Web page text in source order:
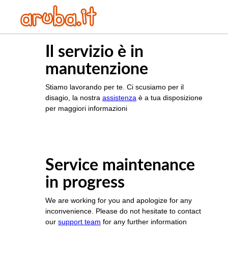
Il servizio è in
manutenzione
Stiamo lavorando per te. Ci scusiamo per il
disagio, la nostra assistenza è a tua disposizione
per maggiori informazioni
Service maintenance
in progress
We are working for you and apologize for any
inconvenience. Please do not hesitate to contact
our support team for any further information